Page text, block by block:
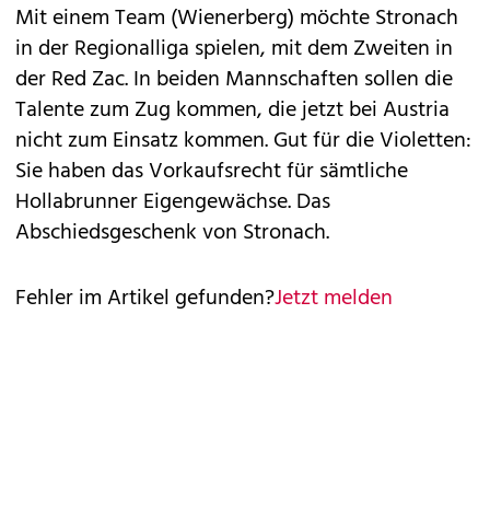
Mit einem Team (Wienerberg) möchte Stronach
in der Regionalliga spielen, mit dem Zweiten in
der Red Zac. In beiden Mannschaften sollen die
Talente zum Zug kommen, die jetzt bei Austria
nicht zum Einsatz kommen. Gut für die Violetten:
Sie haben das Vorkaufsrecht für sämtliche
Hollabrunner Eigengewächse. Das
Abschiedsgeschenk von Stronach.
Fehler im Artikel gefunden?Jetzt melden